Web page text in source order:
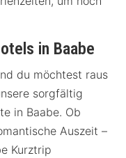
in Baabe
du möchtest raus
sorgfältig
in Baabe. Ob
Auszeit –
Kurztrip